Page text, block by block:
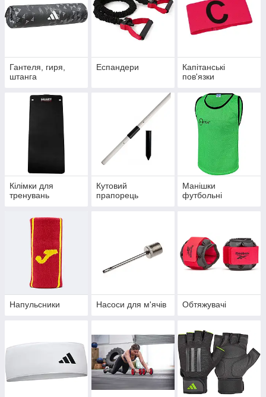
Гантеля, гиря,
штанга
Еспандери
Капітанські
пов'язки
Кілімки для
тренувань
Кутовий
прапорець
Манішки
футбольні
Напульсники Насоси для м'ячів Обтяжувачі